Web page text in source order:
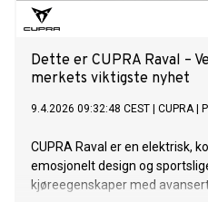
Dette er CUPRA Raval –
merkets viktigste nyhet
9.4.2026 09:32:48 CEST CUPRA|
CUPRA Raval er en elektrisk,
emosjonelt design og
kjøreegenskaper med